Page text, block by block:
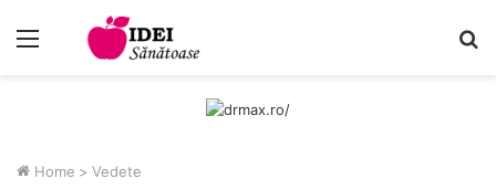
Home > Vedete